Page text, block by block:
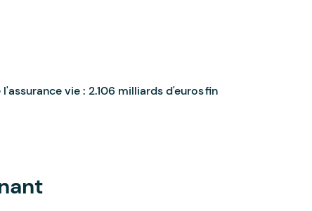
vie : 2.106 milliards d'euros fin